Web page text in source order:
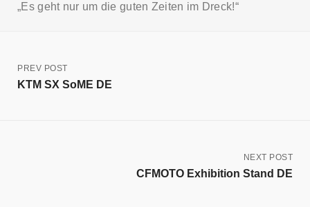
„Es geht nur um die guten Zeiten im Dreck!“
PREV POST
KTM SX SoME DE
NEXT POST
CFMOTO Exhibition Stand DE